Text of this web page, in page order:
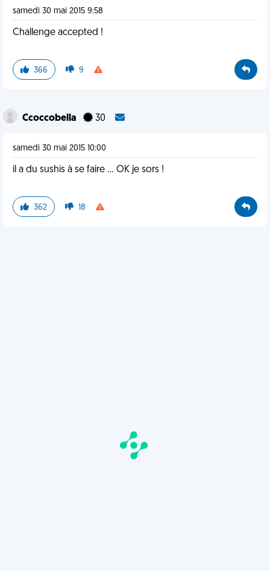
samedi 30 mai 2015 9:58
Challenge accepted !
366 9
Ccoccobella 30
samedi 30 mai 2015 10:00
il a du sushis à se faire ... OK je sors !
362 18